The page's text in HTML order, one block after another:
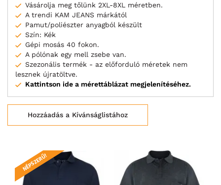
Vásárolja meg tőlünk 2XL-8XL méretben.
A trendi KAM JEANS márkától
Pamut/poliészter anyagból készült
Szín: Kék
Gépi mosás 40 fokon.
A pólónak egy mell zsebe van.
Szezonális termék - az előforduló méretek nem
lesznek újratöltve.
Kattintson ide a mérettáblázat megjelenítéséhez.
Hozzáadás a Kívánságlistához
NÉPSZERŰ!